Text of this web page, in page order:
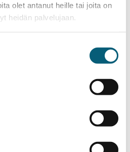
olet antanut heille tai joita on
heidän palvelujaan.